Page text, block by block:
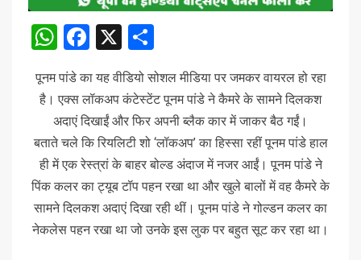
WhatsApp
Facebook
X
पूनम पांडे का यह वीडियो सोशल मीडिया पर जमकर वायरल हो रहा
है। एक्स लॉकअप कंटेस्टेंट पूनम पांडे ने कैमरे के सामने दिलकश
अदाएं दिखाईं और फिर अपनी ब्लैक कार में जाकर बैठ गईं।
बताते चले कि रियलिटी शो ‘लॉकअप’ का हिस्सा रहीं पूनम पांडे हाल
ही में एक रेस्त्रां के बाहर बोल्ड अंदाज में नजर आईं। पूनम पांडे ने
पिंक कलर का ट्यूब टॉप पहन रखा था और खुले बालों में वह कैमरे के
सामने दिलकश अदाएं दिखा रही थीं। पूनम पांडे ने गोल्डन कलर का
नेकलेस पहन रखा था जो उनके इस लुक पर बहुत सूट कर रहा था।